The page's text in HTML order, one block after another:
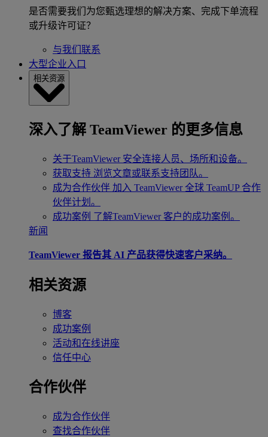
是否需要我们为您甄选理想的解决方案、完成下单流程
或升级许可证？
与我们联系
大型企业入口
相关资源
深入了解 TeamViewer 的更多信息
关于TeamViewer 安全连接人员、场所和设备。
获取支持 浏览文章或联系支持团队。
成为合作伙伴 加入 TeamViewer 全球 TeamUP 合作
伙伴计划。
成功案例 了解TeamViewer 客户的成功案例。
新闻
TeamViewer 报告其 AI 产品获得快速客户采纳。
相关资源
博客
成功案例
活动和在线讲座
信任中心
合作伙伴
成为合作伙伴
查找合作伙伴